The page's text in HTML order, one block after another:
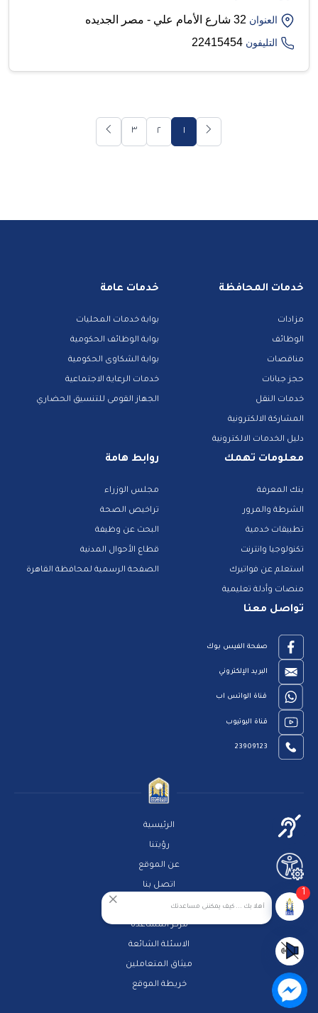
العنوان 32 شارع الأمام علي - مصر الجديده
التليفون 22415454
١ ٢ ٣
خدمات المحافظة
مزادات
الوظائف
مناقصات
حجز جبانات
خدمات النقل
المشاركة الالكترونية
دليل الخدمات الالكترونية
خدمات عامة
بوابة خدمات المحليات
بوابة الوظائف الحكومية
بوابة الشكاوى الحكومية
خدمات الرعاية الاجتماعية
الجهاز القومى للتنسيق الحضاري
معلومات تهمك
بنك المعرفة
الشرطة والمرور
تطبيقات خدمية
تكنولوجيا وانترنت
استعلم عن فواتيرك
منصات وأدلة تعليمية
روابط هامة
مجلس الوزراء
تراخيص الصحة
البحث عن وظيفة
قطاع الأحوال المدنية
الصفحة الرسمية لمحافظة القاهرة
تواصل معنا
صفحة الفيس بوك
البريد الإلكتروني
قناة الواتس اب
قناة اليوتيوب
23909123
الرئيسية
رؤيتنا
عن الموقع
اتصل بنا
سياسة الخصوصية
مركز المساعدة
الاسئلة الشائعة
ميثاق المتعاملين
خريطة الموقع
1